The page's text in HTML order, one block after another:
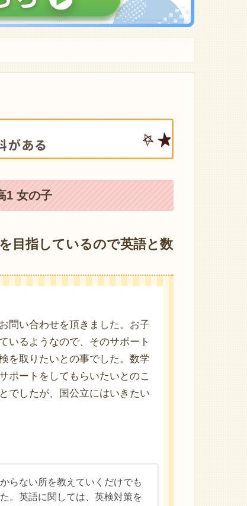
1 女の子
目指しているので英語と数
問い合わせを頂きました。お子
いるようなので、そのサポート
を取りたいとの事でした。数学
ポートをしてもらいたいとのこ
でしたが、国公立にはいきたい
らない所を教えていくだけでも
。英語に関しては、英検対策を